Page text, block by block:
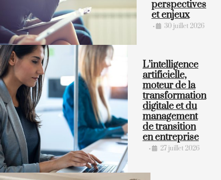
perspectives
et enjeux
• 30 juillet 2026
L’intelligence
artificielle,
moteur de la
transformation
digitale et du
management
de transition
en entreprise
• 27 juillet 2026